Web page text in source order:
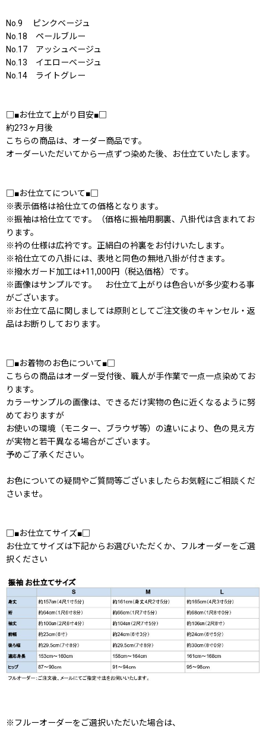
No.9 ピンクベージュ
No.18 ペールブルー
No.17 アッシュベージュ
No.13 イエローベージュ
No.14 ライトグレー
□■お仕立て上がり目安■□
約2?3ヶ月後
こちらの商品は、オーダー商品です。
オーダーいただいてから一点ずつ染めた後、お仕立ていたします。
□■お仕立てについて■□
※表示価格は袷仕立ての価格となります。
※振袖は袷仕立てです。（価格に振袖用胴裏、八掛代は含まれてお
ります。
※衿の仕様は広衿です。正絹白の衿裏をお付けいたします。
※袷仕立ての八掛には、表地と同色の無地八掛が付きます。
※撥水ガード加工は+11,000円（税込価格）です。
※画像はサンプルです。 お仕立て上がりは色合いが多少変わる事
がございます。
※お仕立て品に関しましては原則としてご注文後のキャンセル・返
品はお断りしております。
□■お着物のお色について■□
こちらの商品はオーダー受付後、職人が手作業で一点一点染めてお
ります。
カラーサンプルの画像は、できるだけ実物の色に近くなるように努
めておりますが
お使いの環境（モニター、ブラウザ等）の違いにより、色の見え方
が実物と若干異なる場合がございます。
予めご了承ください。
お色についての疑問やご質問等ございましたらお気軽にご相談くだ
さいませ。
□■お仕立てサイズ■□
お仕立てサイズは下記からお選びいただくか、フルオーダーをご選
択ください
※フルーオーダーをご選択いただいた場合は、